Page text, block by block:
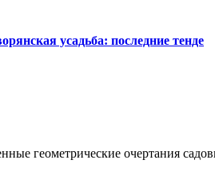
усадьба: последние тенде
геометрические очертания